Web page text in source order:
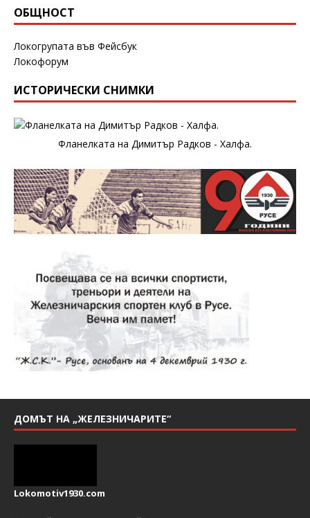
ОБЩНОСТ
Локогрупата във Фейсбук
Локофорум
ИСТОРИЧЕСКИ СНИМКИ
Фланелката на Димитър Радков - Халфа.
ДОМЪТ НА „ЖЕЛЕЗНИЧАРИТЕ“
Lokomotiv1930.com